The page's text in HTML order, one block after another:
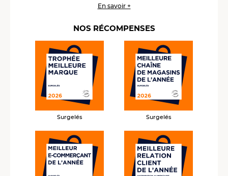
En savoir +
NOS RÉCOMPENSES
Surgelés Surgelés